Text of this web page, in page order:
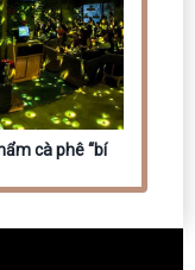
cà phê “bí